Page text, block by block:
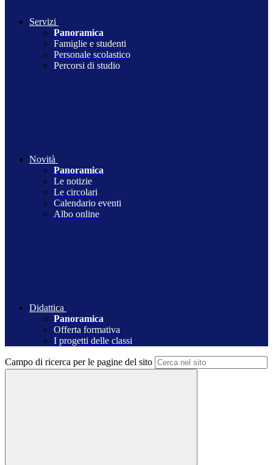
Servizi
Panoramica
Famiglie e studenti
Personale scolastico
Percorsi di studio
Novità
Panoramica
Le notizie
Le circolari
Calendario eventi
Albo online
Didattica
Panoramica
Offerta formativa
I progetti delle classi
Campo di ricerca per le pagine del sito